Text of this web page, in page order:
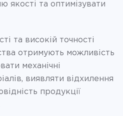
якості та оптимізувати
та високій точності
отримують можливість
механічні
виявляти відхилення
продукції